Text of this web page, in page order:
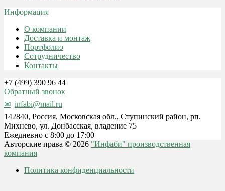
Информация
О компании
Доставка и монтаж
Портфолио
Сотрудничество
Контакты
+7 (499) 390 96 44
Обратный звонок
infabi@mail.ru
142840, Россия, Московская обл., Ступинский район, рп.
Михнево, ул. Донбасская, владение 75
Ежедневно с 8:00 до 17:00
Авторские права © 2026 "Инфаби" производственная
компания
Политика конфиденциальности